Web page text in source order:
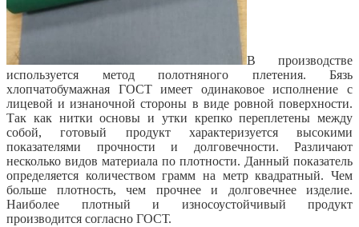
В производстве
используется метод полотняного плетения. Бязь
хлопчатобумажная ГОСТ имеет одинаковое исполнение с
лицевой и изнаночной стороны в виде ровной поверхности.
Так как нитки основы и утки крепко переплетены между
собой, готовый продукт характеризуется высокими
показателями прочности и долговечности. Различают
несколько видов материала по плотности. Данный показатель
определяется количеством грамм на метр квадратный. Чем
больше плотность, чем прочнее и долговечнее изделие.
Наиболее плотный и износоустойчивый продукт
производится согласно ГОСТ.